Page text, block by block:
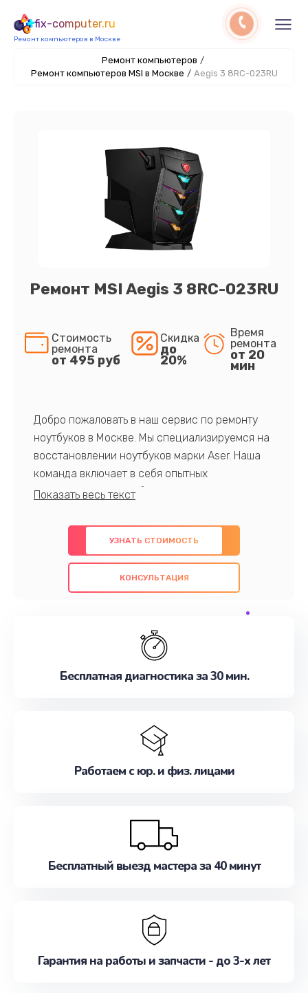
fix-computer.ru
Ремонт компьютеров в Москве
Ремонт компьютеров /
Ремонт компьютеров MSI в Москве / Aegis 3 8RC-023RU
Ремонт MSI Aegis 3 8RC-023RU
Стоимость
ремонта
от 495 руб
Скидка
до
20%
Время
ремонта
от 20
мин
Добро пожаловать в наш сервис по ремонту
ноутбуков в Москве. Мы специализируемся на
восстановлении ноутбуков марки Aser. Наша
команда включает в себя опытных
профессионалов с обширными знаниями и
предлагаем быстрый и качественный ремонт с
использованием оригинальных компонентов, а
также гарантируем качество всех
проведенных работ. Наша цель - предоставить
обслуживание, удовлетворяя их потребности
наилучшим образом. Не медлите записаться на
УЗНАТЬ СТОИМОСТЬ
КОНСУЛЬТАЦИЯ
Бесплатная диагностика за 30 мин.
Работаем с юр. и физ. лицами
Бесплатный выезд мастера за 40 минут
Гарантия на работы и запчасти - до 3-х лет